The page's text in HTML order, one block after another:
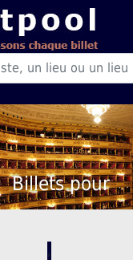
Billets pour
,